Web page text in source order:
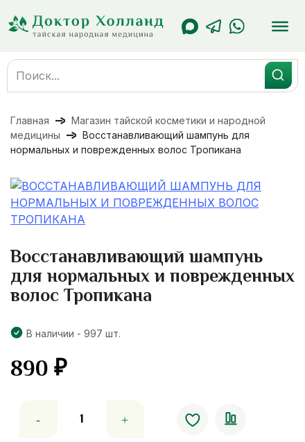
содержанию
Search
for:
Главная
Магазин тайской косметики и народной
медицины
Восстанавливающий шампунь для
нормальных и поврежденных волос Тропикана
Восстанавливающий шампунь
для нормальных и поврежденных
волос Тропикана
В наличии - 997 шт.
890₽
товара